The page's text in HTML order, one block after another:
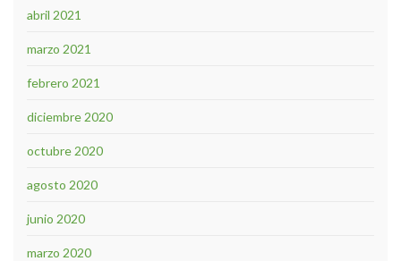
abril 2021
marzo 2021
febrero 2021
diciembre 2020
octubre 2020
agosto 2020
junio 2020
marzo 2020